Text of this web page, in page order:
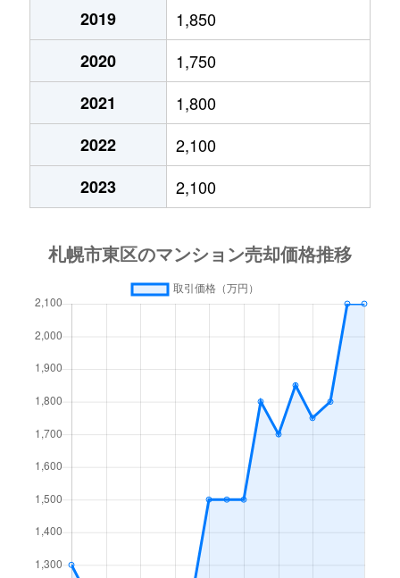
北１３条東
3,800万円
北１３条東
2,100万円
北１４条東
1,700万円
北１５条東
2,100万円
北１５条東
3,000万円
北１７条東
環状通東
2,700万円 環状通東
北１８条東
北１９条東
350万円 北18条
北１９条東
北18条
北18条
北２０条東
2,200万円 北18条
北２０条東
1,600万円
2019
1,850
2020
1,750
2021
1,800
2022
2,100
2023
2,100